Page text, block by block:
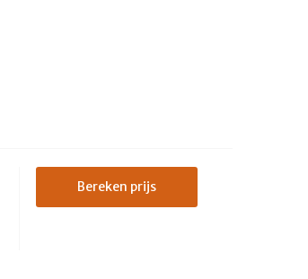
Bereken prijs